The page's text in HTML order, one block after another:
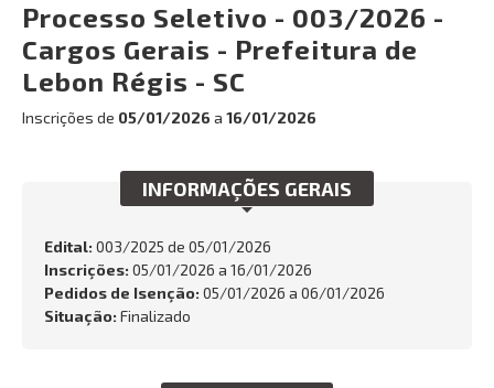
INÍCIO
Busca:
Processo Seletivo - 003/2026 -
Cargos Gerais - Prefeitura de
Lebon Régis - SC
Inscrições de 05/01/2026 a 16/01/2026
INFORMAÇÕES GERAIS
Edital: 003/2025 de 05/01/2026
Inscrições: 05/01/2026 a 16/01/2026
Pedidos de Isenção: 05/01/2026 a 06/01/2026
Situação: Finalizado